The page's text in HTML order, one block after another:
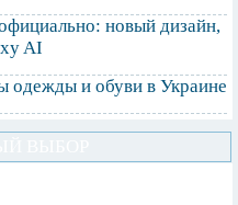
новый дизайн,
AI
одежды и обуви в Украине